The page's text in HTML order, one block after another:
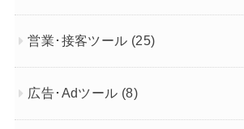
営業･接客ツール (25)
広告･Adツール (8)